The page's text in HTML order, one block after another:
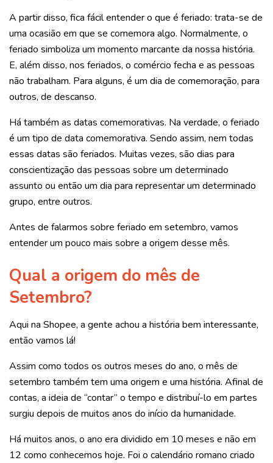
A partir disso, fica fácil entender o que é feriado: trata-se de
uma ocasião em que se comemora algo. Normalmente, o
feriado simboliza um momento marcante da nossa história.
E, além disso, nos feriados, o comércio fecha e as pessoas
não trabalham. Para alguns, é um dia de comemoração, para
outros, de descanso.
Há também as datas comemorativas. Na verdade, o feriado
é um tipo de data comemorativa. Sendo assim, nem todas
essas datas são feriados. Muitas vezes, são dias para
conscientização das pessoas sobre um determinado
assunto ou então um dia para representar um determinado
grupo, entre outros.
Antes de falarmos sobre feriado em setembro, vamos
entender um pouco mais sobre a origem desse mês.
Qual a origem do mês de
Setembro?
Aqui na Shopee, a gente achou a história bem interessante,
então vamos lá!
Assim como todos os outros meses do ano, o mês de
setembro também tem uma origem e uma história. Afinal de
contas, a ideia de “contar” o tempo e distribuí-lo em partes
surgiu depois de muitos anos do início da humanidade.
Há muitos anos, o ano era dividido em 10 meses e não em
12 como conhecemos hoje. Foi o calendário romano criado